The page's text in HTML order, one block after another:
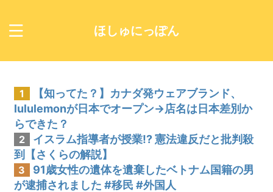
ほしゅにっぽん
1
【知ってた？】カナダ発ウェアブランド、
lululemonが日本でオープン→店名は日本差別か
らできた？
2
イスラム指導者が授業!? 憲法違反だと批判殺
到【さくらの解説】
3
91歳女性の遺体を遺棄したベトナム国籍の男
が逮捕されました #移民 #外国人